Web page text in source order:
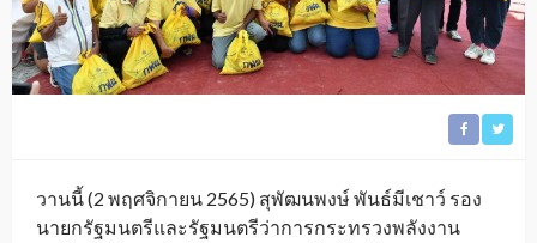
วานนี้ (2 พฤศจิกายน 2565) สุพัฒนพงษ์ พันธ์มีเชาว์ รอง
นายกรัฐมนตรีและรัฐมนตรีว่าการกระทรวงพลังงาน